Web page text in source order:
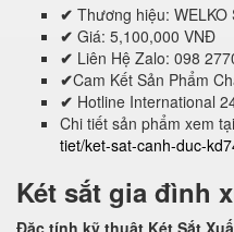
✔ Thương hiệu: WELKO
✔ Giá: 5,100,000 VNĐ
✔ Liên Hệ Zalo: 098
✔Cam Kết Sản Phẩm
✔ Hotline International
Chi tiết sản phẩm xem
tiet/ket-sat-canh-duc-
Két sắt gia đình
Đặc tính kỹ thuật Két Sắt